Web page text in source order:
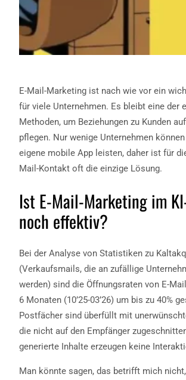
E-Mail-Marketing ist nach wie vor ein
für viele Unternehmen. Es bleibt eine der
Methoden, um Beziehungen zu Kunden
pflegen. Nur wenige Unternehmen
eigene mobile App leisten, daher ist für
Mail-Kontakt oft die einzige Lösung.
Ist E-Mail-Marketing im
noch effektiv?
Bei der Analyse von Statistiken zu
(Verkaufsmails, die an zufällige
werden) sind die Öffnungsraten von E-
6 Monaten (10’25-03’26) um bis zu 40%
Postfächer sind überfüllt mit
die nicht auf den Empfänger
generierte Inhalte erzeugen keine
Man könnte sagen, das betrifft mich